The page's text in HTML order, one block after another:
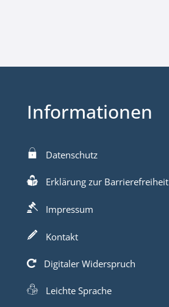
Informationen
Datenschutz
Erklärung zur Barrierefreiheit
Impressum
Kontakt
Digitaler Widerspruch
Leichte Sprache